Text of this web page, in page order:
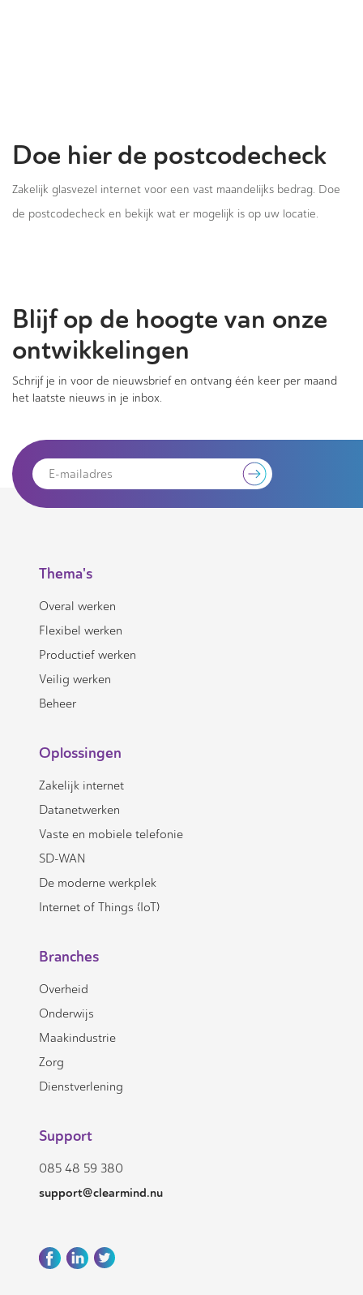
Doe hier de postcodecheck
Zakelijk glasvezel internet voor een vast maandelijks bedrag. Doe
de postcodecheck en bekijk wat er mogelijk is op uw locatie.
Blijf op de hoogte van onze
ontwikkelingen
Schrijf je in voor de nieuwsbrief en ontvang één keer per maand
het laatste nieuws in je inbox.
Thema's
Overal werken
Flexibel werken
Productief werken
Veilig werken
Beheer
Oplossingen
Zakelijk internet
Datanetwerken
Vaste en mobiele telefonie
SD-WAN
De moderne werkplek
Internet of Things (IoT)
Branches
Overheid
Onderwijs
Maakindustrie
Zorg
Dienstverlening
Support
085 48 59 380
support@clearmind.nu